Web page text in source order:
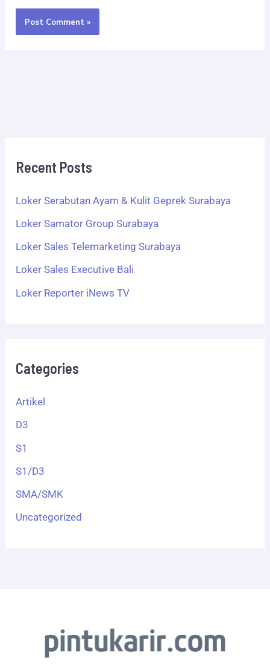
Recent Posts
Loker Serabutan Ayam & Kulit Geprek Surabaya
Loker Samator Group Surabaya
Loker Sales Telemarketing Surabaya
Loker Sales Executive Bali
Loker Reporter iNews TV
Categories
Artikel
D3
S1
S1/D3
SMA/SMK
Uncategorized